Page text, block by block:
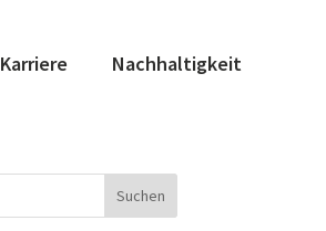
Karriere Nachhaltigkeit
Suchen